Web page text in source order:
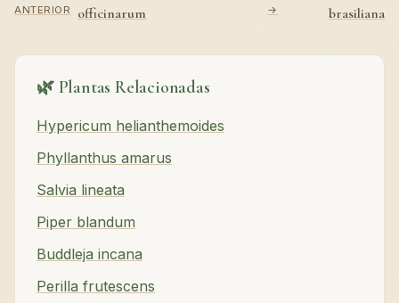
ANTERIOR
officinarum
→
brasiliana
🌿 Plantas Relacionadas
Hypericum helianthemoides
Phyllanthus amarus
Salvia lineata
Piper blandum
Buddleja incana
Perilla frutescens